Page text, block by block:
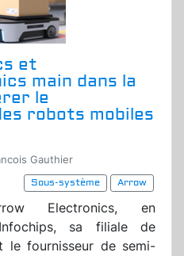
et
main dans la
le
robots mobiles
Gauthier
Sous-système
Arrow
Electronics, en
sa filiale de
le fournisseur de semi-